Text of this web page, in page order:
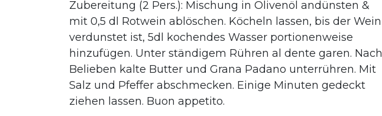
Zubereitung (2 Pers.): Mischung in Olivenöl andünsten &
mit 0,5 dl Rotwein ablöschen. Köcheln lassen, bis der Wein
verdunstet ist, 5dl kochendes Wasser portionenweise
hinzufügen. Unter ständigem Rühren al dente garen. Nach
Belieben kalte Butter und Grana Padano unterrühren. Mit
Salz und Pfeffer abschmecken. Einige Minuten gedeckt
ziehen lassen. Buon appetito.